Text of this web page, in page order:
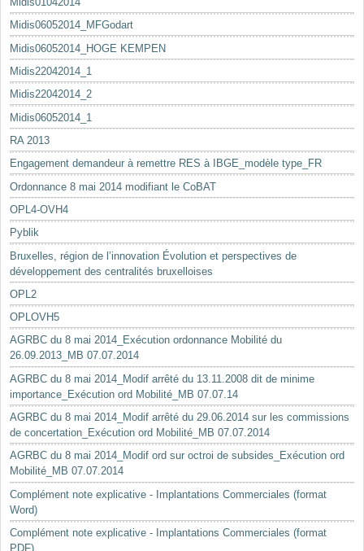
Midis06052014_MFGodart
Midis06052014_HOGE KEMPEN
Midis22042014_1
Midis22042014_2
Midis06052014_1
RA 2013
Engagement demandeur à remettre RES à IBGE_modèle type_FR
Ordonnance 8 mai 2014 modifiant le CoBAT
OPL4-OVH4
Pyblik
Bruxelles, région de l’innovation Évolution et perspectives de
développement des centralités bruxelloises
OPL2
OPLOVH5
AGRBC du 8 mai 2014_Exécution ordonnance Mobilité du
26.09.2013_MB 07.07.2014
AGRBC du 8 mai 2014_Modif arrêté du 13.11.2008 dit de minime
importance_Exécution ord Mobilité_MB 07.07.14
AGRBC du 8 mai 2014_Modif arrêté du 29.06.2014 sur les commissions
de concertation_Exécution ord Mobilité_MB 07.07.2014
AGRBC du 8 mai 2014_Modif ord sur octroi de subsides_Exécution ord
Mobilité_MB 07.07.2014
Complément note explicative - Implantations Commerciales (format
Word)
Complément note explicative - Implantations Commerciales (format
PDF)